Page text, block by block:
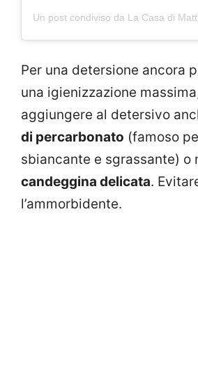
Per una detersione ancora
una igienizzazione
aggiungere al detersivo
di percarbonato (famoso
sbiancante e sgrassante) o
candeggina delicata.
l’ammorbidente.